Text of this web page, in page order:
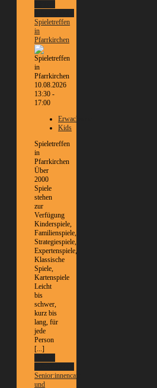
Spieletreffen
in
Pfarrkirchen
10.08.2026
13:30 -
17:00
Erwachsene
Kids
Spieletreffen
in
Pfarrkirchen
Über
2000
Spiele
stehen
zur
Verfügung
Kinderspiele,
Familienspiele,
Strategiespiele,
Expertenspiele,
Klassische
Spiele,
Kartenspiele
Leicht
bis
schwer,
kurz bis
lang, für
jede
Person
[...]
Senior:innencafé
und